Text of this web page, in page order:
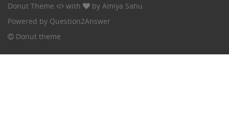
Donut Theme with by Amiya Sahu
Powered by Question2Answer
Donut theme